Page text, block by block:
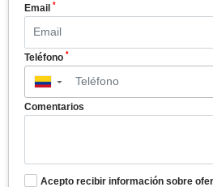
Email *
Teléfono *
▼
Comentarios
Acepto recibir información sobre